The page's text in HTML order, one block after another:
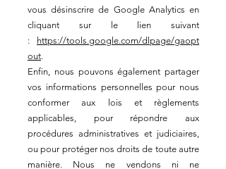
vous désinscrire de Google Analytics en
cliquant sur le lien suivant
: https://tools.google.com/dlpage/gaopt
out.
Enfin, nous pouvons également partager
vos informations personnelles pour nous
conformer aux lois et règlements
applicables, pour répondre aux
procédures administratives et judiciaires,
ou pour protéger nos droits de toute autre
manière. Nous ne vendons ni ne